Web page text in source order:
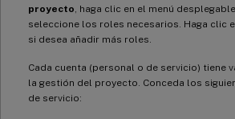
proyecto , haga clic en el menú desplegable
seleccione los roles necesarios. Haga clic
si desea añadir más roles.
Cada cuenta (personal o de servicio) tiene
la gestión del proyecto. Conceda los
de servicio: